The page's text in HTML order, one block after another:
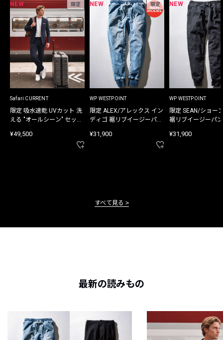
NEW 限定
Safari CURRENT
限定 吸水速乾 UVカット 洗
える "オールシーン" セット
¥49,500
NEW 限定
WP WESTPOINT
限定 ALEX/アレックス イン
ディゴ 裾リブイージーパン
¥31,900
NEW
WP WESTPOINT
限定 SEAN/ショー
裾リブイージーパ
¥31,900
すべて見る
最新の読みもの